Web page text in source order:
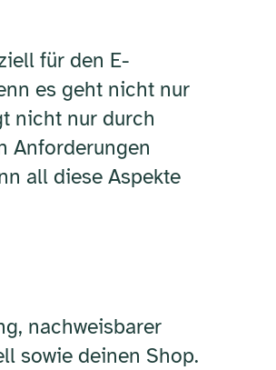
für den E-
es geht nicht nur
nicht nur durch
Anforderungen
all diese Aspekte
nachweisbarer
sowie deinen Shop.